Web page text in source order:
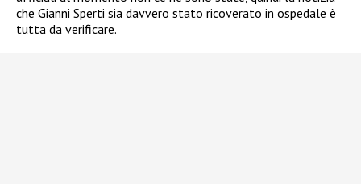
che Gianni Sperti sia davvero stato ricoverato in ospedale è
tutta da verificare.